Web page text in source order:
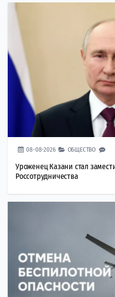
08-08-2026 ОБЩЕСТВО
Уроженец Казани стал
Россотрудничества